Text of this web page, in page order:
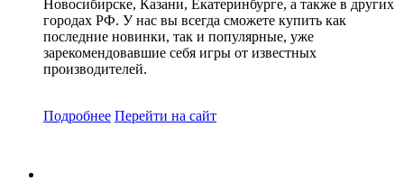
Новосибирске, Казани, Екатеринбурге, а также в других
городах РФ. У нас вы всегда сможете купить как
последние новинки, так и популярные, уже
зарекомендовавшие себя игры от известных
производителей.
Подробнее Перейти на сайт